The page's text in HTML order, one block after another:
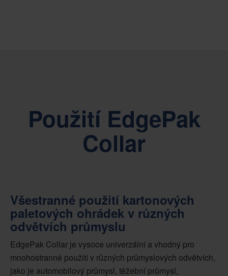
Použití EdgePak
Collar
Všestranné použití kartonových
paletových ohrádek v různých
odvětvích průmyslu
EdgePak Collar je vysoce univerzální a vhodný pro
mnohostranné použití v různých průmyslových odvětvích,
jako je automobilový průmysl, těžební průmysl,